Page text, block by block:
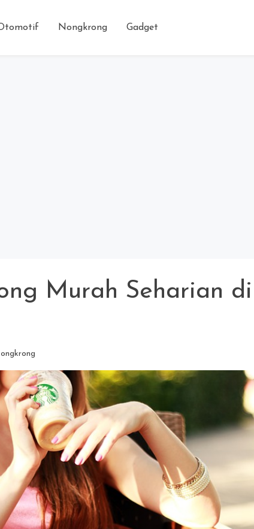
Nongkrong Gadget
Murah Seharian di